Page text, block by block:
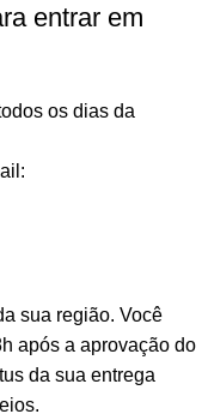
entrar em
os dias da
sua região. Você
após a aprovação do
da sua entrega